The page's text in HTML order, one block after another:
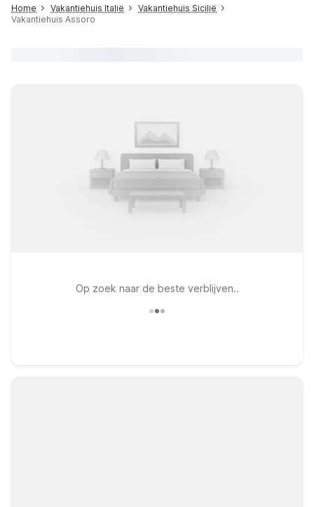
Home Vakantiehuis Italië
Vakantiehuis Sicilië
Vakantiehuis Assoro
Op zoek naar de beste verblijven..